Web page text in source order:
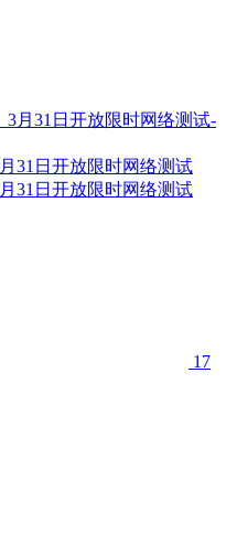
31日开放限时网络测试
31日开放限时网络测试
17